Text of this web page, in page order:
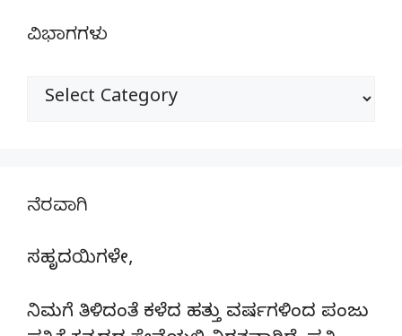
ವಿಭಾಗಗಳು
ವಿಭಾಗಗಳು
ನೆರವಾಗಿ
ಸಹೃದಯಿಗಳೇ,
ನಿಮಗೆ ತಿಳಿದಂತೆ ಕಳೆದ ಹತ್ತು ವರ್ಷಗಳಿಂದ ಪಂಜು